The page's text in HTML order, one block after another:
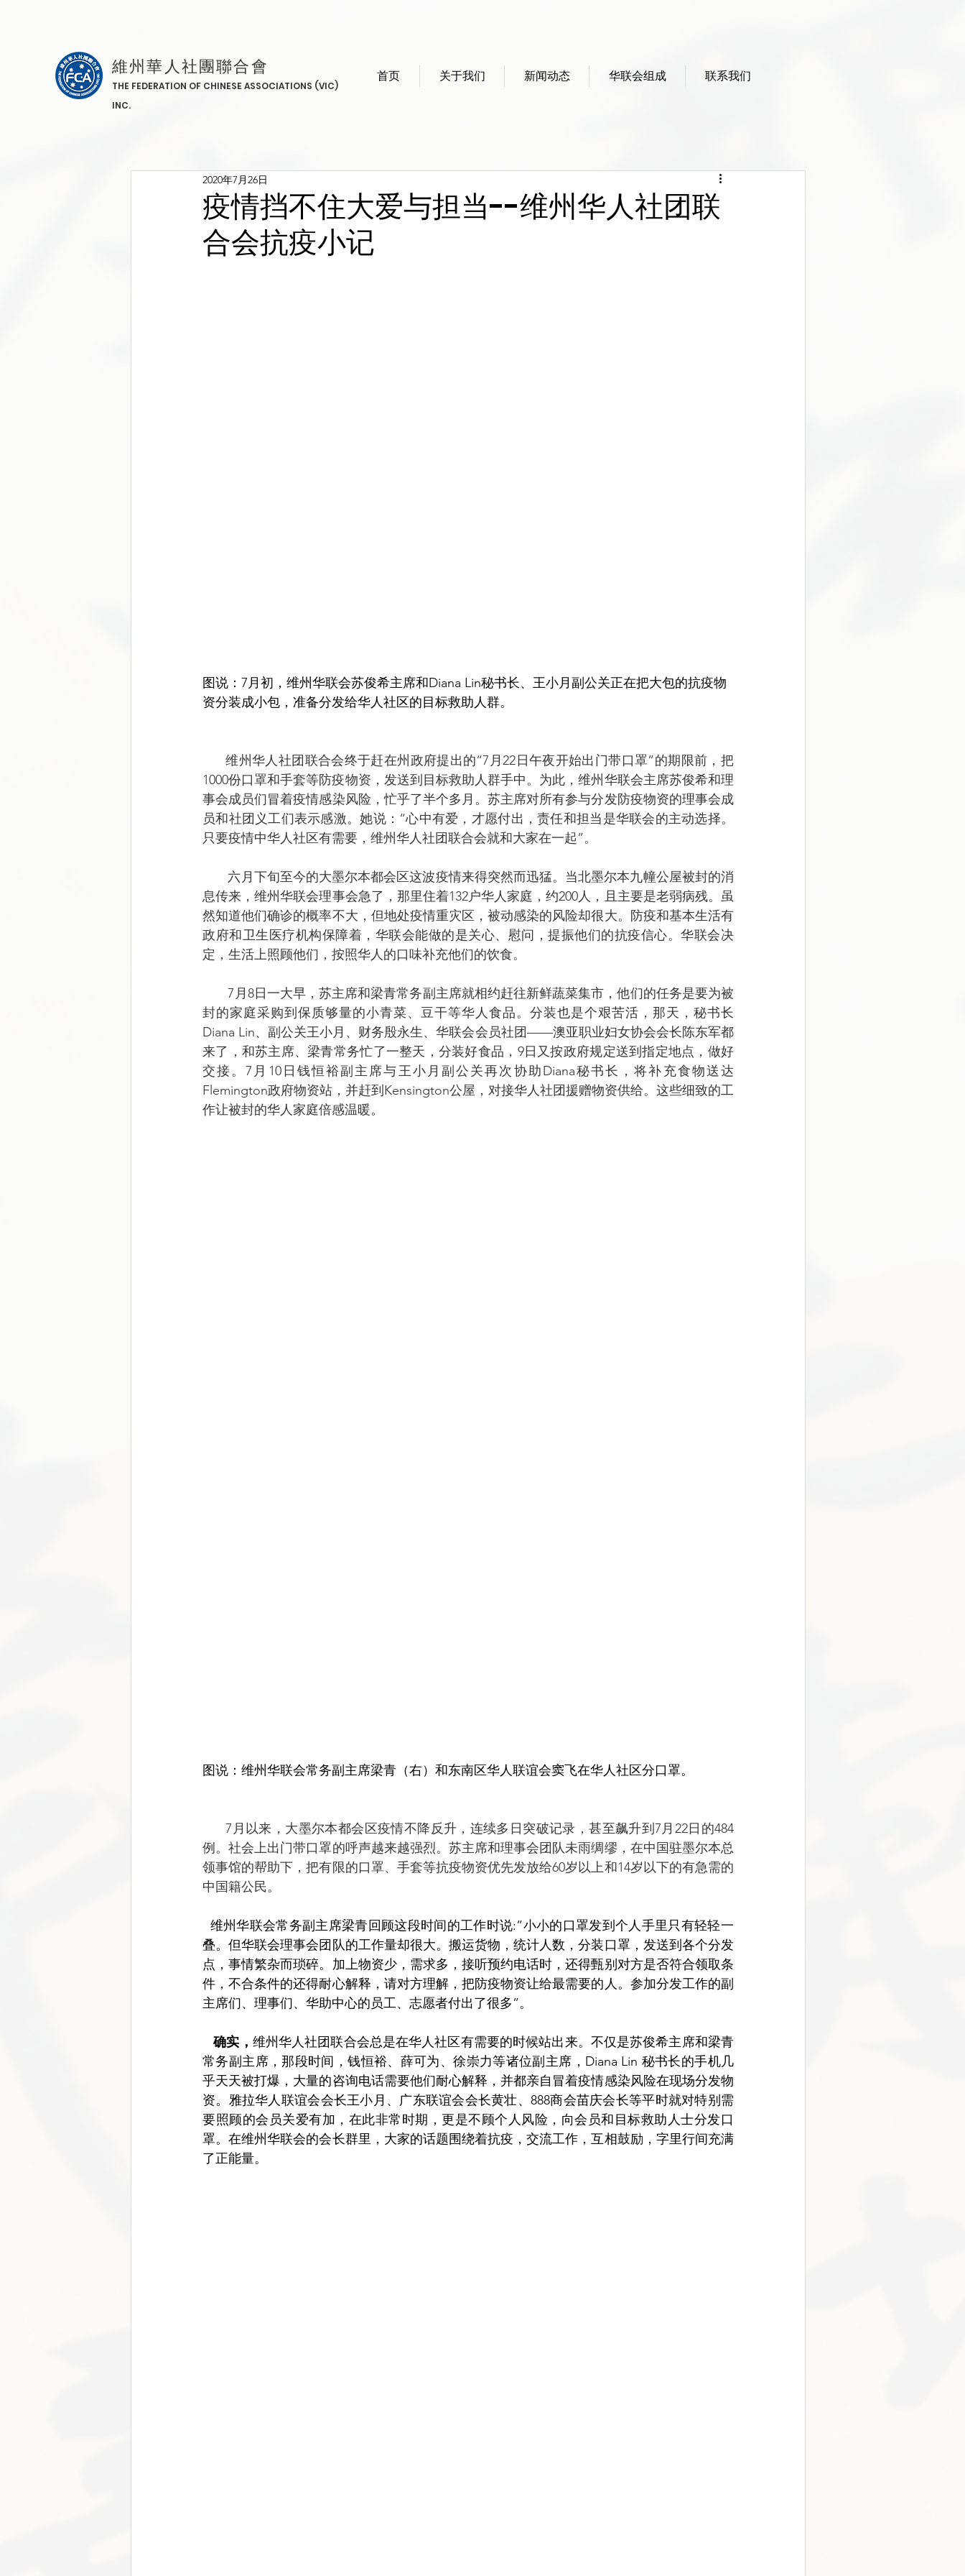
維州華人社團聯合會
THE FEDERATION OF CHINESE ASSOCIATIONS (VIC)
INC.
首页 关于我们 新闻动态 华联会组成 联系我们
疫情挡不住大爱与担当--维州华人社团联
合会抗疫小记
2020年7月26日
图说：7月初，维州华联会苏俊希主席和Diana Lin秘书长、王小月副公关正在把大包的抗疫物
资分装成小包，准备分发给华人社区的目标救助人群。
      维州华人社团联合会终于赶在州政府提出的“7月22日午夜开始出门带口罩”的期限前，把
1000份口罩和手套等防疫物资，发送到目标救助人群手中。为此，维州华联会主席苏俊希和理
事会成员们冒着疫情感染风险，忙乎了半个多月。苏主席对所有参与分发防疫物资的理事会成
员和社团义工们表示感激。她说：“心中有爱，才愿付出，责任和担当是华联会的主动选择。
只要疫情中华人社区有需要，维州华人社团联合会就和大家在一起”。
息传来，维州华联会理事会急了，那里住着132户华人家庭，约200人，且主要是老弱病残。虽
然知道他们确诊的概率不大，但地处疫情重灾区，被动感染的风险却很大。防疫和基本生活有
政府和卫生医疗机构保障着，华联会能做的是关心、慰问，提振他们的抗疫信心。华联会决
定，生活上照顾他们，按照华人的口味补充他们的饮食。
       7月8日一大早，苏主席和梁青常务副主席就相约赶往新鲜蔬菜集市，他们的任务是要为被
封的家庭采购到保质够量的小青菜、豆干等华人食品。分装也是个艰苦活，那天，秘书长
Diana Lin、副公关王小月、财务殷永生、华联会会员社团——澳亚职业妇女协会会长陈东军都
来了，和苏主席、梁青常务忙了一整天，分装好食品，9日又按政府规定送到指定地点，做好
交接。7月10日钱恒裕副主席与王小月副公关再次协助Diana秘书长，将补充食物送达
Flemington政府物资站，并赶到Kensington公屋，对接华人社团援赠物资供给。这些细致的工
作让被封的华人家庭倍感温暖。
图说：维州华联会常务副主席梁青（右）和东南区华人联谊会窦飞在华人社区分口罩。
      7月以来，大墨尔本都会区疫情不降反升，连续多日突破记录，甚至飙升到7月22日的484
例。社会上出门带口罩的呼声越来越强烈。苏主席和理事会团队未雨绸缪，在中国驻墨尔本总
领事馆的帮助下，把有限的口罩、手套等抗疫物资优先发放给60岁以上和14岁以下的有急需的
中国籍公民。
叠。但华联会理事会团队的工作量却很大。搬运货物，统计人数，分装口罩，发送到各个分发
点，事情繁杂而琐碎。加上物资少，需求多，接听预约电话时，还得甄别对方是否符合领取条
件，不合条件的还得耐心解释，请对方理解，把防疫物资让给最需要的人。参加分发工作的副
主席们、理事们、华助中心的员工、志愿者付出了很多”。
   确实，
维州华人社团联合会总是在华人社区有需要的时候站出来。不仅是苏俊希主席和梁青
常务副主席，那段时间，钱恒裕、薛可为、徐崇力等诸位副主席，Diana Lin 秘书长的手机几
乎天天被打爆，大量的咨询电话需要他们耐心解释，并都亲自冒着疫情感染风险在现场分发物
资。雅拉华人联谊会会长王小月、广东联谊会会长黄壮、888商会苗庆会长等平时就对特别需
要照顾的会员关爱有加，在此非常时期，更是不顾个人风险，向会员和目标救助人士分发口
罩。在维州华联会的会长群里，大家的话题围绕着抗疫，交流工作，互相鼓励，字里行间充满
了正能量。